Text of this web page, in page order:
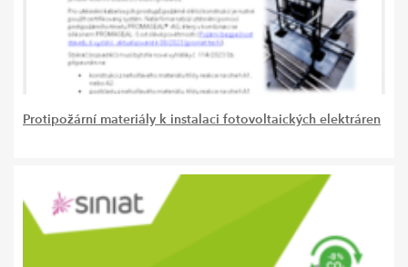
Protipožární materiály k instalaci fotovoltaických elektráren